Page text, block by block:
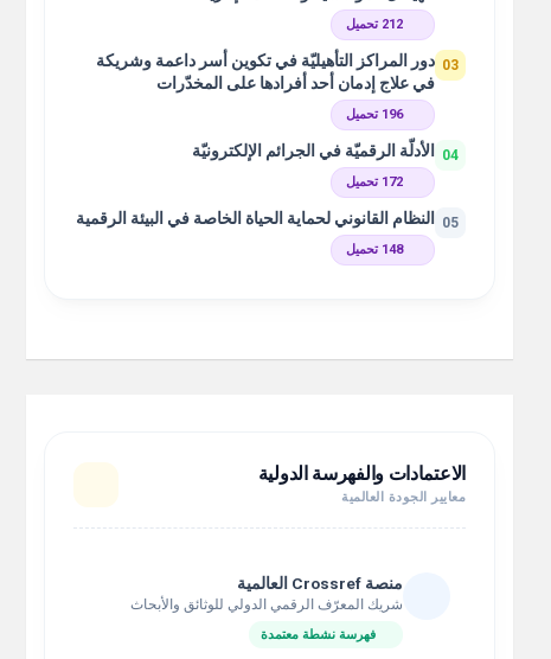
212 تحميل
03 دور المراكز التأهيليّة في تكوين أسر داعمة وشريكة
في علاج إدمان أحد أفرادها على المخدّرات
196 تحميل
04 الأدلّة الرقميّة في الجرائم الإلكترونيّة
172 تحميل
05 النظام القانوني لحماية الحياة الخاصة في البيئة الرقمية
148 تحميل
الاعتمادات والفهرسة الدولية
معايير الجودة العالمية
منصة Crossref العالمية
شريك المعرّف الرقمي الدولي للوثائق والأبحاث
فهرسة نشطة معتمدة